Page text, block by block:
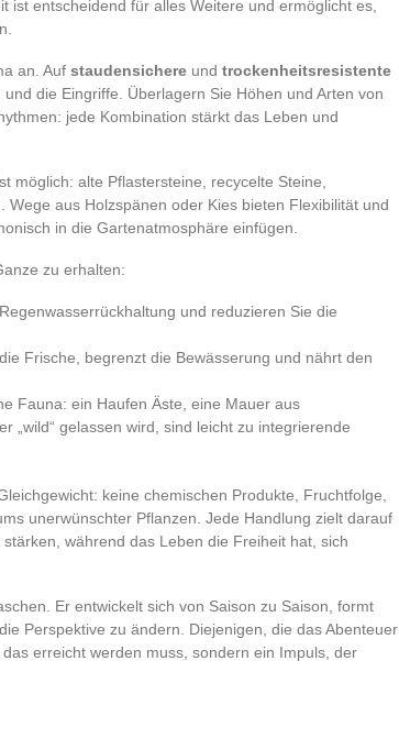
ist entscheidend für alles Weitere und ermöglicht es,
an. Auf staudensichere und trockenheitsresistente
die Eingriffe. Überlagern Sie Höhen und Arten von
jede Kombination stärkt das Leben und
möglich: alte Pflastersteine, recycelte Steine,
aus Holzspänen oder Kies bieten Flexibilität und
in die Gartenatmosphäre einfügen.
zu erhalten:
und reduzieren Sie die
Frische, begrenzt die Bewässerung und nährt den
Fauna: ein Haufen Äste, eine Mauer aus
„wild“ gelassen wird, sind leicht zu integrierende
keine chemischen Produkte, Fruchtfolge,
unerwünschter Pflanzen. Jede Handlung zielt darauf
während das Leben die Freiheit hat, sich
Er entwickelt sich von Saison zu Saison, formt
Perspektive zu ändern. Diejenigen, die das Abenteuer
erreicht werden muss, sondern ein Impuls, der